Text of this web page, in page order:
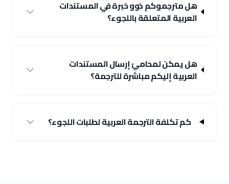
هل مترجموكم ذوو خبرة في المستندات
العربية المتعلقة باللجوء؟
هل يمكن لمحاميّ إرسال المستندات
العربية إليكم مباشرة للترجمة؟
كم تكلفة الترجمة العربية لطلبات اللجوء؟